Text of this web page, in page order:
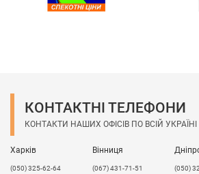
КОНТАКТНІ ТЕЛЕФОНИ
КОНТАКТИ НАШИХ ОФІСІВ ПО ВСІЙ УКРАЇНІ
Харків
(050) 325-62-64
Вінниця
(067) 431-71-51
(050)